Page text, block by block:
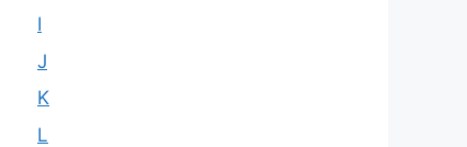
I
J
K
L